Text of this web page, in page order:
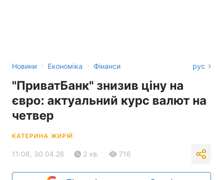
Новини › Економіка › Фінанси рус
"ПриватБанк" знизив ціну на
євро: актуальний курс валют на
четвер
КАТЕРИНА ЖИРІЙ
11:08, 30.04.26 2 хв. 716